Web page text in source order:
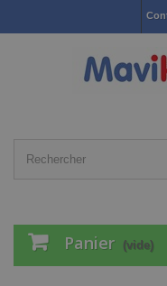
Panier (vide)